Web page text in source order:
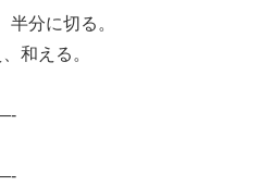
分に切る。
和える。